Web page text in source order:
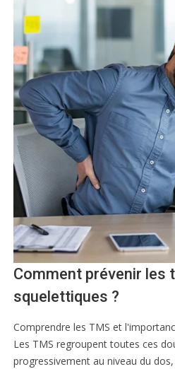
Comment prévenir les
squelettiques ?
Comprendre les TMS et
Les TMS regroupent toutes ces
progressivement au niveau du